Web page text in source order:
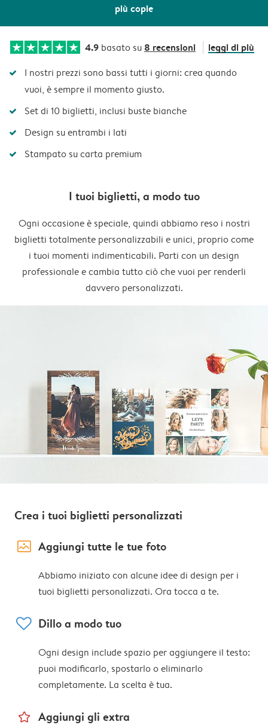
più copie
4.9 basato su 8 recensioni leggi di più
I nostri prezzi sono bassi tutti i giorni: crea quando
vuoi, è sempre il momento giusto.
Set di 10 biglietti, inclusi buste bianche
Design su entrambi i lati
Stampato su carta premium
I tuoi biglietti, a modo tuo
Ogni occasione è speciale, quindi abbiamo reso i nostri
biglietti totalmente personalizzabili e unici, proprio come
i tuoi momenti indimenticabili. Parti con un design
professionale e cambia tutto ciò che vuoi per renderli
davvero personalizzati.
Crea i tuoi biglietti personalizzati
image_placeholder Aggiungi tutte le tue foto
Abbiamo iniziato con alcune idee di design per i
tuoi biglietti personalizzati. Ora tocca a te.
heart Dillo a modo tuo
Ogni design include spazio per aggiungere il testo:
puoi modificarlo, spostarlo o eliminarlo
completamente. La scelta è tua.
star_outline Aggiungi gli extra